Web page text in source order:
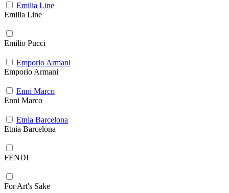
Emilia Line
Emilia Line
Emilio Pucci
Emporio Armani
Emporio Armani
Enni Marco
Enni Marco
Etnia Barcelona
Etnia Barcelona
FENDI
For Art's Sake